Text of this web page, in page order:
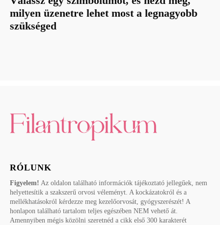
milyen üzenetre lehet most a legnagyobb
szükséged
RÓLUNK
Figyelem! Az oldalon található információk tájékoztató jellegűek, nem
helyettesítik a szakszerű orvosi véleményt. A kockázatokról és a
mellékhatásokról kérdezze meg kezelőorvosát, gyógyszerészét! A
honlapon található tartalom teljes egészében NEM vehető át.
Amennyiben mégis közölni szeretnéd a cikk első 300 karakterét